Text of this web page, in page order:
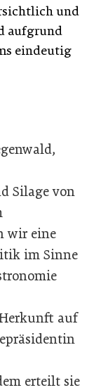
und
aufgrund
eindeutig
Silage von
wir eine
im Sinne
auf
erteilt sie